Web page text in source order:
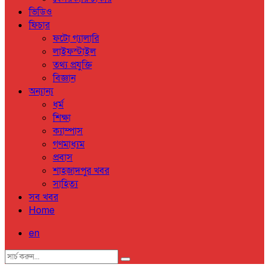
ভিডিও
ফিচার
ফটো গ্যালারি
লাইফস্টাইল
তথ্য প্রযুক্তি
বিজ্ঞান
অন্যান্য
ধর্ম
শিক্ষা
ক্যাম্পাস
গণমাধ্যম
প্রবাস
শাহজাদপুর খবর
সাহিত্য
সব খবর
Home
en